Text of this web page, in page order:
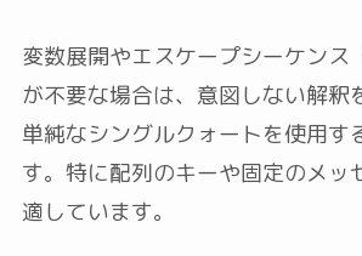
変数展開やエスケープシーケンス
が不要な場合は、意図しない解釈
単純なシングルクォートを使用す
す。特に配列のキーや固定のメッ
適しています。